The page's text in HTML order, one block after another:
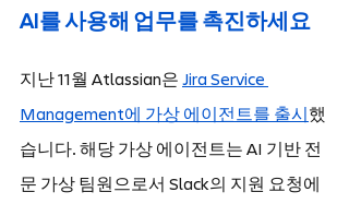
AI를 사용해 업무를 촉진하세요
지난 11월 Atlassian은 Jira Service
Management에 가상 에이전트를 출시 했
습니다. 해당 가상 에이전트는 AI 기반 전
문 가상 팀원으로서 Slack의 지원 요청에